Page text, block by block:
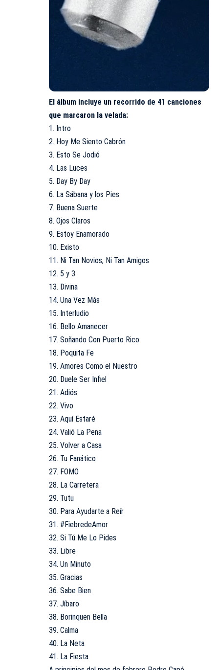
El álbum incluye un recorrido de 41 canciones
que marcaron la velada:
1. Intro
2. Hoy Me Siento Cabrón
3. Esto Se Jodió
4. Las Luces
5. Day By Day
6. La Sábana y los Pies
7. Buena Suerte
8. Ojos Claros
9. Estoy Enamorado
10. Existo
11. Ni Tan Novios, Ni Tan Amigos
12. 5 y 3
13. Divina
14. Una Vez Más
15. Interludio
16. Bello Amanecer
17. Soñando Con Puerto Rico
18. Poquita Fe
19. Amores Como el Nuestro
20. Duele Ser Infiel
21. Adiós
22. Vivo
23. Aquí Estaré
24. Valió La Pena
25. Volver a Casa
26. Tu Fanático
27. FOMO
28. La Carretera
29. Tutu
30. Para Ayudarte a Reír
31. #FiebredeAmor
32. Si Tú Me Lo Pides
33. Libre
34. Un Minuto
35. Gracias
36. Sabe Bien
37. Jíbaro
38. Borinquen Bella
39. Calma
40. La Neta
41. La Fiesta